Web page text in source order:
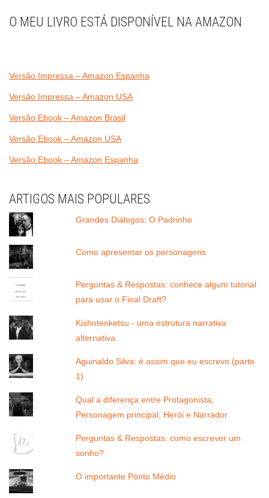
O MEU LIVRO ESTÁ DISPONÍVEL NA AMAZON
Versão Impressa – Amazon Espanha
Versão Impressa – Amazon USA
Versão Ebook – Amazon Brasil
Versão Ebook – Amazon USA
Versão Ebook – Amazon Espanha
ARTIGOS MAIS POPULARES
Grandes Diálogos: O Padrinho
Como apresentar os personagens
Perguntas & Respostas: conhece algum tutorial
para usar o Final Draft?
Kishotenketsu - uma estrutura narrativa
alternativa.
Aguinaldo Silva: é assim que eu escrevo (parte
1)
Qual a diferença entre Protagonista,
Personagem principal, Herói e Narrador
Perguntas & Respostas: como escrever um
sonho?
O importante Ponto Médio